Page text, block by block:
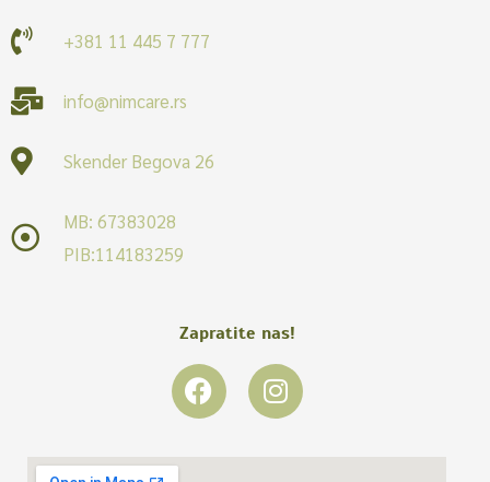
+381 11 445 7 777
info@nimcare.rs
Skender Begova 26
MB: 67383028
PIB:114183259
Zapratite nas!
F
a
I
n